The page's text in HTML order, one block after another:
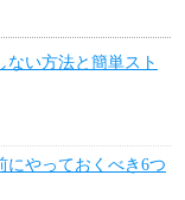
ない方法と簡単スト
にやっておくべき6つ